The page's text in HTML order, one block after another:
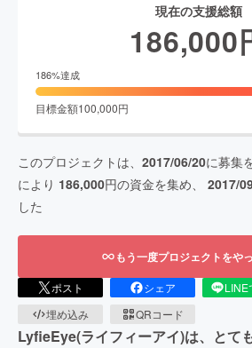
現在の支援総額
186,000
186%達成
目標金額100,000円
このプロジェクトは、 2017/06/20に募集
により 186,000円の資金を集め、 2017/
した
もう一度プロジェクトをや
ポスト シェア LINE
埋め込み
QRコード
LyfieEye(ライフィーアイ)は、とて